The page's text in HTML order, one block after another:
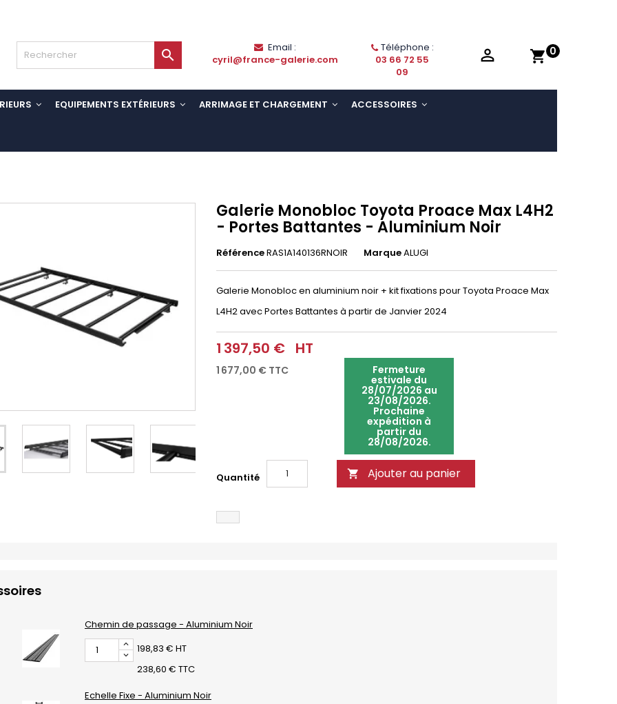
shopping_cart 0

Email :
cyril@france-galerie.com
Téléphone :
03 66 72 55
09

EQUIPEMENTS EXTÉRIEURS ARRIMAGE ET CHARGEMENT ACCESSOIRES
Galerie Monobloc Toyota Proace Max L4H2
- Portes Battantes - Aluminium Noir
RéférenceRAS1A140136RNOIR MarqueALUGI
Galerie Monobloc en aluminium noir + kit fixations pour Toyota Proace Max
L4H2 avec Portes Battantes à partir de Janvier 2024
1 397,50 € HT
1 677,00 € TTC Fermeture
estivale du
28/07/2026 au
23/08/2026.
Prochaine
expédition à
partir du
28/08/2026.
Quantité  Ajouter au panier
Chemin de passage - Aluminium Noir
198,83 € HT
238,60 € TTC
Echelle Fixe - Aluminium Noir